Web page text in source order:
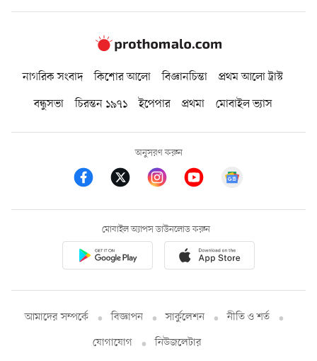
নাগরিক সংবাদ কিশোর আলো বিজ্ঞানচিন্তা
প্রথম আলো ট্রাস্ট
বন্ধুসভা
চিরন্তন ১৯৭১ ইপেপার প্রথমা মোবাইল ভ্যাস
অনুসরণ করুন
মোবাইল অ্যাপস ডাউনলোড করুন
আমাদের সম্পর্কে বিজ্ঞাপন সার্কুলেশন
নীতি ও শর্ত
যোগাযোগ
নিউজলেটার